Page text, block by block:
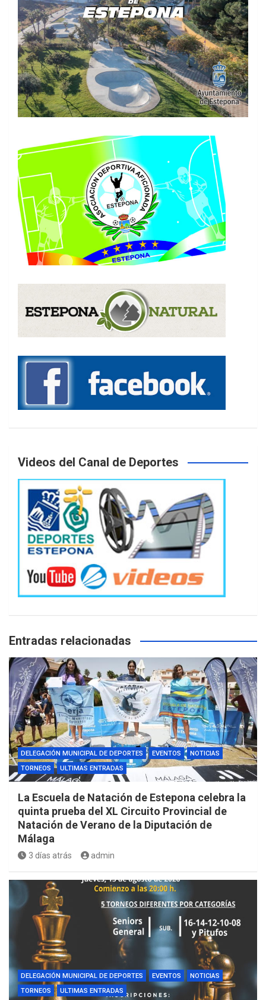
Videos del Canal de Deportes
Entradas relacionadas
DELEGACIÓN MUNICIPAL DE DEPORTES EVENTOS
NOTICIAS
TORNEOS
ULTIMAS ENTRADAS
La Escuela de Natación de Estepona celebra la
quinta prueba del XL Circuito Provincial de
Natación de Verano de la Diputación de
Málaga
3 días atrás admin
DELEGACIÓN MUNICIPAL DE DEPORTES EVENTOS
NOTICIAS
TORNEOS
ULTIMAS ENTRADAS